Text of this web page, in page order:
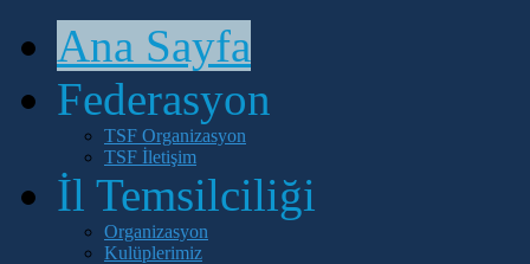
Ana Sayfa
Federasyon
TSF Organizasyon
TSF İletişim
İl Temsilciliği
Organizasyon
Kulüplerimiz